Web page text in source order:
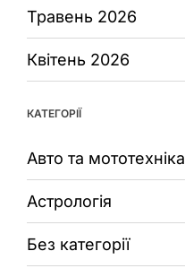
Травень 2026
Квітень 2026
КАТЕГОРІЇ
Авто та мототехніка
Астрологія
Без категорії